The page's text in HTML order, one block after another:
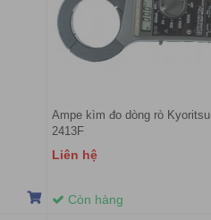
Ampe kìm đo dòng rò Kyoritsu
2413F
Liên hệ
Còn hàng